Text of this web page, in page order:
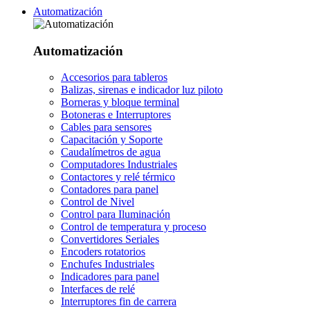
Automatización
Automatización
Accesorios para tableros
Balizas, sirenas e indicador luz piloto
Borneras y bloque terminal
Botoneras e Interruptores
Cables para sensores
Capacitación y Soporte
Caudalímetros de agua
Computadores Industriales
Contactores y relé térmico
Contadores para panel
Control de Nivel
Control para Iluminación
Control de temperatura y proceso
Convertidores Seriales
Encoders rotatorios
Enchufes Industriales
Indicadores para panel
Interfaces de relé
Interruptores fin de carrera